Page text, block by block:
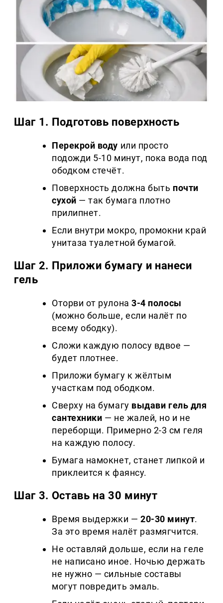
Шаг 1. Подготовь поверхность
Перекрой воду или просто
подожди 5-10 минут, пока вода под
ободком стечёт.
Поверхность должна быть почти
сухой — так бумага плотно
прилипнет.
Если внутри мокро, промокни край
унитаза туалетной бумагой.
Шаг 2. Приложи бумагу и нанеси
гель
Оторви от рулона3-4 полосы
(можно больше, если налёт по
всему ободку).
Сложи каждую полосу вдвое —
будет плотнее.
Приложи бумагу к жёлтым
участкам под ободком.
Сверху на бумагу выдави гель для
сантехники — не жалей, но и не
переборщи. Примерно 2-3 см геля
на каждую полосу.
Бумага намокнет, станет липкой и
приклеится к фаянсу.
Шаг 3. Оставь на 30 минут
Время выдержки —20-30 минут.
За это время налёт размягчится.
Не оставляй дольше, если на геле
не написано иное. Ночью держать
не нужно — сильные составы
могут повредить эмаль.